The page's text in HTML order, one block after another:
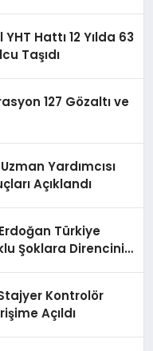
Hattı 12 Yılda 63
Taşıdı
127 Gözaltı ve
Yardımcısı
Açıklandı
Türkiye
Şoklara Direncini
Kontrolör
Açıldı